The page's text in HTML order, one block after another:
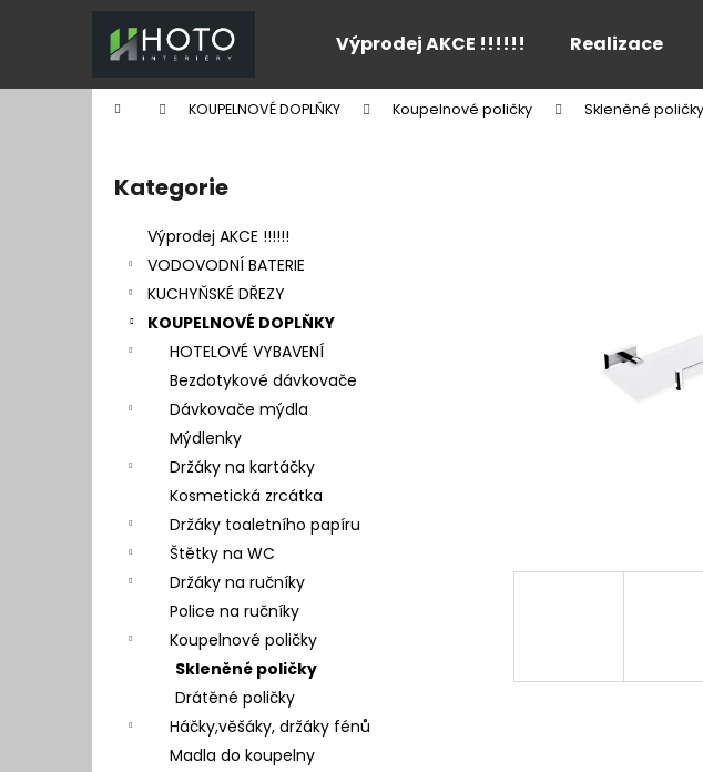
Výprodej AKCE !!!!!! Realizace
Domů KOUPELNOVÉ DOPLŇKY Koupelnové poličky Skleněné poličky
Přeskočit
kategorie
Kategorie
Výprodej AKCE !!!!!!
VODOVODNÍ BATERIE
KUCHYŇSKÉ DŘEZY
KOUPELNOVÉ DOPLŇKY
HOTELOVÉ VYBAVENÍ
Bezdotykové dávkovače
Dávkovače mýdla
Mýdlenky
Držáky na kartáčky
Kosmetická zrcátka
Držáky toaletního papíru
Štětky na WC
Držáky na ručníky
Police na ručníky
Koupelnové poličky
Skleněné poličky
Drátěné poličky
Háčky,věšáky, držáky fénů
Madla do koupelny
í
Zpět
do
Zpět
do
Co